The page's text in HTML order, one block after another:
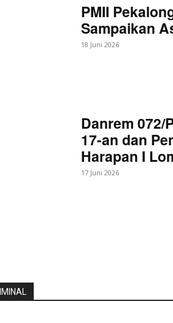
PMII
Sampaikan
18 Juni 2026
Danrem 072/
17-an dan
Harapan I
17 Juni 2026